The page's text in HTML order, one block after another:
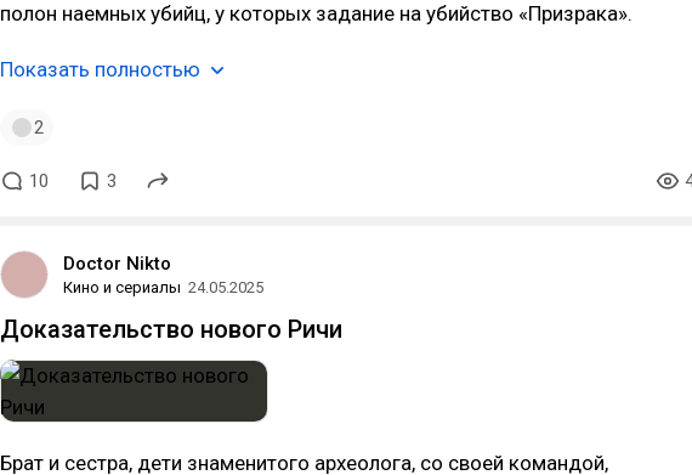
полон наемных убийц, у которых задание на убийство «Призрака».
Показать полностью
2
10 3
Doctor Nikto
Кино и сериалы 24.05.2025
Доказательство нового Ричи
Брат и сестра, дети знаменитого археолога, со своей командой,